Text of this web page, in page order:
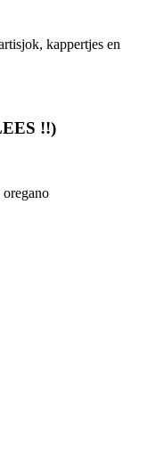
kappertjes en
!!)
oregano